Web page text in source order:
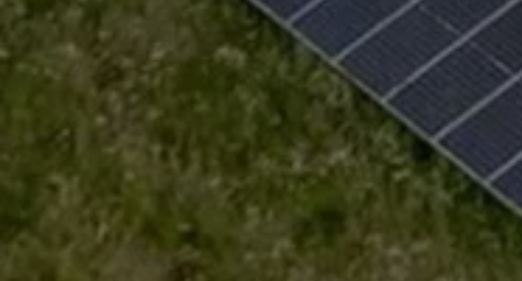
California Reisen & Erlebnisse
California App
California Lifestyle & Zubehör
Übernachten im California
Marke
Unternehmen
Karriere
Karriere im Unternehmen
Karriere im Autohaus
Nachhaltigkeit
Kunden
Gesellschaft
Natur